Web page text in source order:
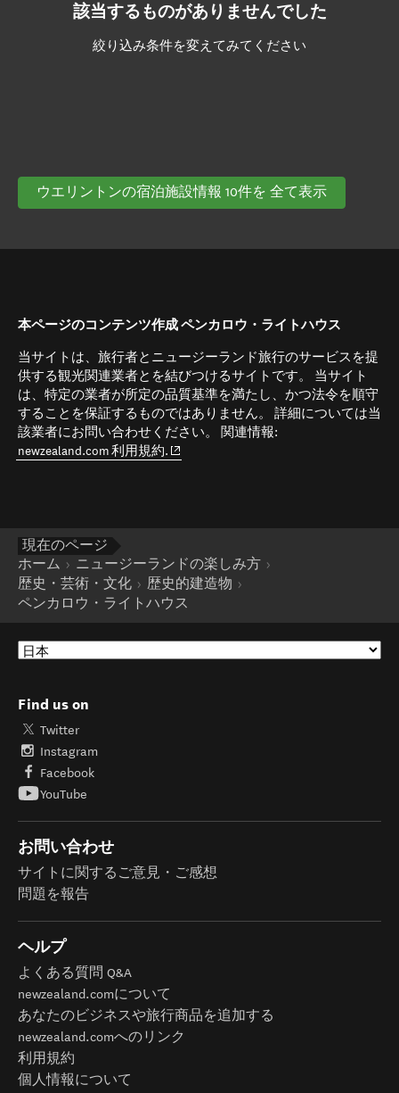
該当するものがありませんでした
絞り込み条件を変えてみてください
ウエリントンの宿泊施設情報 10件を 全て表示
本ページのコンテンツ作成 ペンカロウ・ライトハウス
当サイトは、旅行者とニュージーランド旅行のサービスを提
供する観光関連業者とを結びつけるサイトです。 当サイト
は、特定の業者が所定の品質基準を満たし、かつ法令を順守
することを保証するものではありません。 詳細については当
該業者にお問い合わせください。 関連情報:
newzealand.com 利用規約. (opens in new window)
現在のページ
ホーム
ニュージーランドの楽しみ方
歴史・芸術・文化
歴史的建造物
ペンカロウ・ライトハウス
Find us on
Twitter
Instagram
Facebook
YouTube
お問い合わせ
サイトに関するご意見・ご感想
問題を報告
ヘルプ
よくある質問 Q&A
newzealand.comについて
あなたのビジネスや旅行商品を追加する
newzealand.comへのリンク
利用規約
個人情報について